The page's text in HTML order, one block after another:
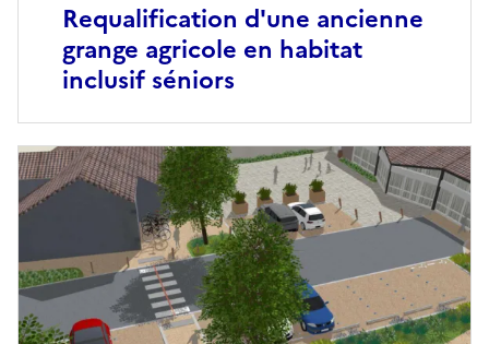
Requalification d'une ancienne
grange agricole en habitat
inclusif séniors